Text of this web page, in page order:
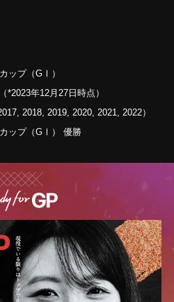
ップ（GⅠ）
*2023年12月27日時点）
2018, 2019, 2020, 2021, 2022）
ップ（GⅠ） 優勝